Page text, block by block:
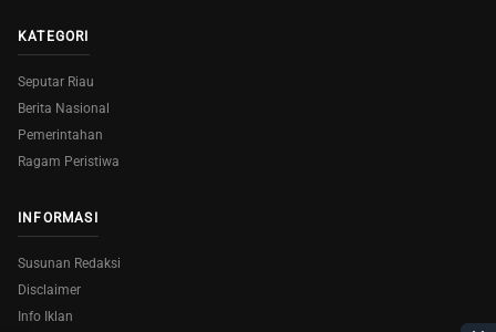
KATEGORI
Seputar Riau
Berita Nasional
Pemerintahan
Ragam Peristiwa
INFORMASI
Susunan Redaksi
Disclaimer
Info Iklan